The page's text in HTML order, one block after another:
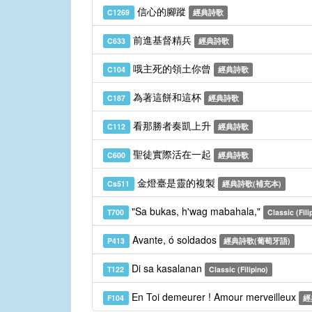
C1269 信心的腳蹤 經典詩歌
C633 前進基督精兵 經典詩歌
C104 哦主死的領土你曾 經典詩歌
C187 為著這餅和這杯 經典詩歌
C112 看那勝者奏凱上升 經典詩歌
C600 聖徒實際活在一起 經典詩歌
Cs511 金燈臺是靈的複製 經典詩歌(補充本)
T700 "Sa bukas, h'wag mabahala," Classic
P413 Avante, ó soldados 經典詩歌(葡萄牙語)
T122 Di sa kasalanan Classic (Filipino)
F104 En Toi demeurer ! Amour merveilleux